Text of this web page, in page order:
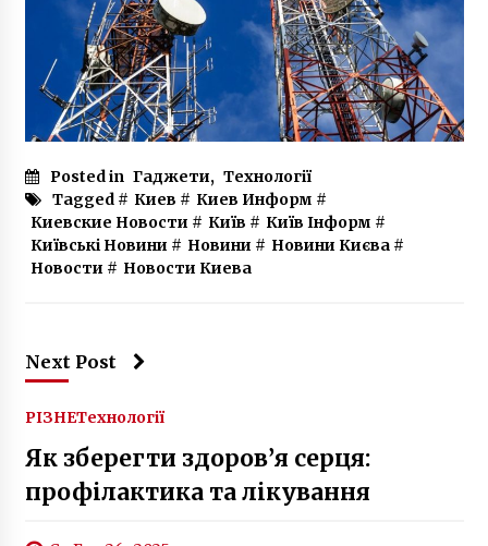
Posted in Гаджети, Технології
Tagged # Киев # Киев Информ #
Киевские Новости # Київ # Київ Інформ #
Київські Новини # Новини # Новини Києва#
Новости # Новости Киева
Next Post
РІЗНЕТехнології
Як зберегти здоров’я серця:
профілактика та лікування